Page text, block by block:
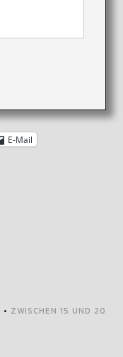
E-Mail
• ZWISCHEN 15 UND 20